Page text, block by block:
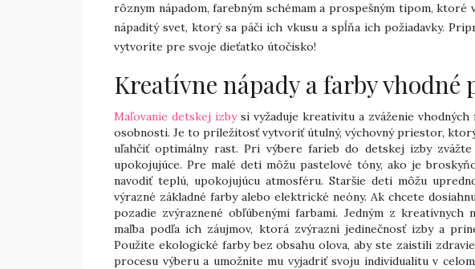
rôznym nápadom, farebným schémam a prospešným tipom, ktoré
nápaditý svet, ktorý sa páči ich vkusu a spĺňa ich požiadavky.
vytvoríte pre svoje dieťatko útočisko!
Kreatívne nápady a farby vhodné
Maľovanie detskej izbysi vyžaduje kreativitu a zváženie
osobnosti. Je to príležitosť vytvoriť útulný, výchovný priestor,
uľahčiť optimálny rast. Pri výbere farieb do detskej izby
upokojujúce. Pre malé deti môžu pastelové tóny, ako je
navodiť teplú, upokojujúcu atmosféru. Staršie deti môžu
výrazné základné farby alebo elektrické neóny. Ak chcete
pozadie zvýraznené obľúbenými farbami. Jedným z kreatívnych
maľba podľa ich záujmov, ktorá zvýrazní jedinečnosť izby a
Použite ekologické farby bez obsahu olova, aby ste zaistili
procesu výberu a umožnite mu vyjadriť svoju individualitu v